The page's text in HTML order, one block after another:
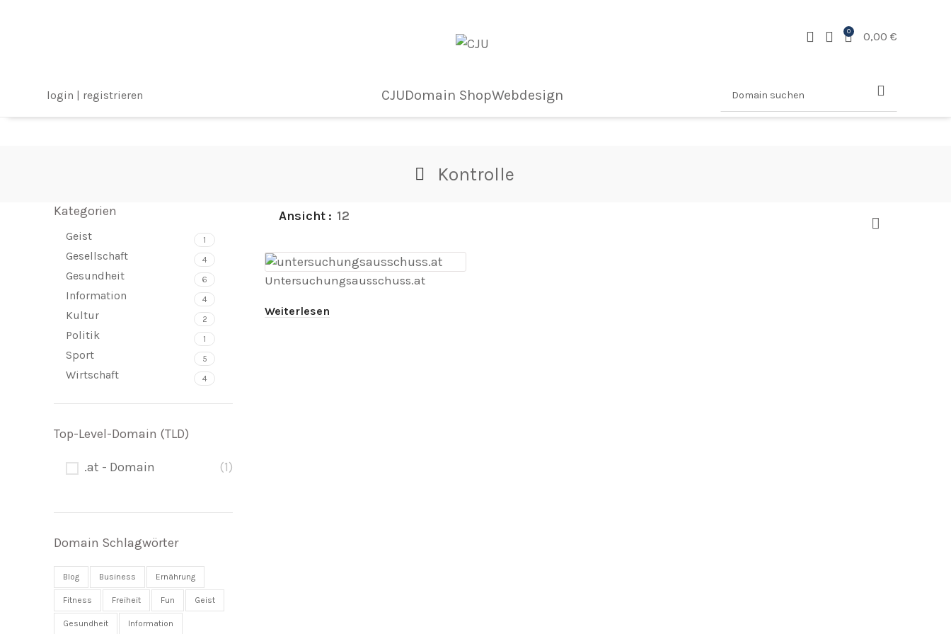
0 0,00 €
login | registrieren CJUDomain ShopWebdesign
Kontrolle
Kategorien
Geist 1
Gesellschaft 4
Gesundheit 6
Information 4
Kultur 2
Politik 1
Sport 5
Wirtschaft 4
Top-Level-Domain (TLD)
.at - Domain (1)
Domain Schlagwörter
Blog Business Ernährung
Fitness Freiheit Fun Geist
Gesundheit Information
Ansicht 12
Untersuchungsausschuss.at
Weiterlesen